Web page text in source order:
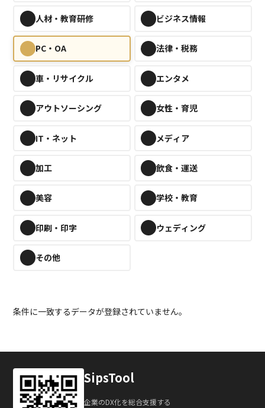
人材・教育研修 ビジネス情報
PC・OA 法律・税務
車・リサイクル エンタメ
アウトソーシング 女性・育児
IT・ネット メディア
加工 飲食・運送
美容 学校・教育
印刷・印字 ウェディング
その他
条件に一致するデータが登録されていません。
SipsTool
企業のDX化を総合支援する